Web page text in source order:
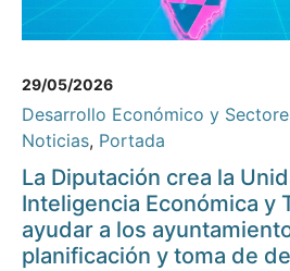
29/05/2026
Desarrollo Económico y
Noticias, Portada
La Diputación crea la
Inteligencia Económica y
ayudar a los
planificación y toma de